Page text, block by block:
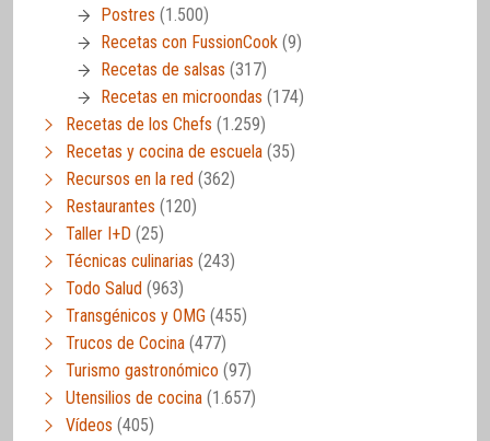
Postres (1.500)
Recetas con FussionCook (9)
Recetas de salsas (317)
Recetas en microondas (174)
Recetas de los Chefs (1.259)
Recetas y cocina de escuela (35)
Recursos en la red (362)
Restaurantes (120)
Taller I+D (25)
Técnicas culinarias (243)
Todo Salud (963)
Transgénicos y OMG (455)
Trucos de Cocina (477)
Turismo gastronómico (97)
Utensilios de cocina (1.657)
Vídeos (405)